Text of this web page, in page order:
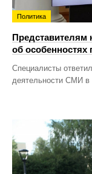
Политика
Представителям
об особенностях
Специалисты
деятельности СМИ в